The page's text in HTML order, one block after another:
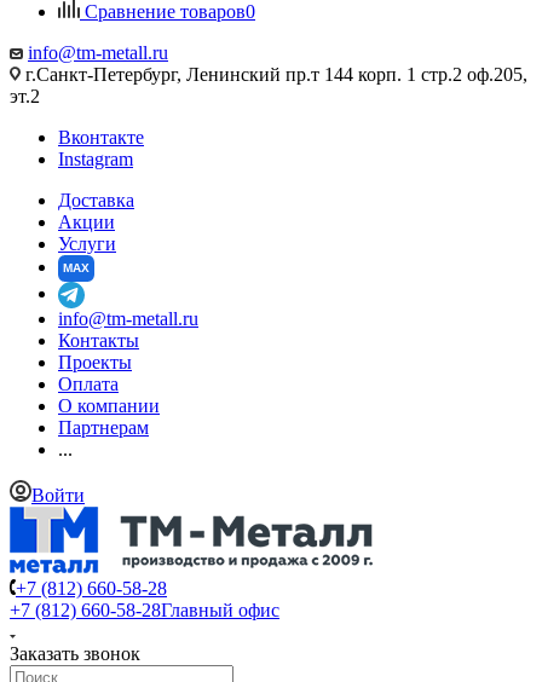
Сравнение товаров0
info@tm-metall.ru
г.Санкт-Петербург, Ленинский пр.т 144 корп. 1 стр.2 оф.205,
эт.2
Вконтакте
Instagram
Доставка
Акции
Услуги
MAX
info@tm-metall.ru
Контакты
Проекты
Оплата
О компании
Партнерам
...
Войти
+7 (812) 660-58-28
+7 (812) 660-58-28Главный офис
Заказать звонок